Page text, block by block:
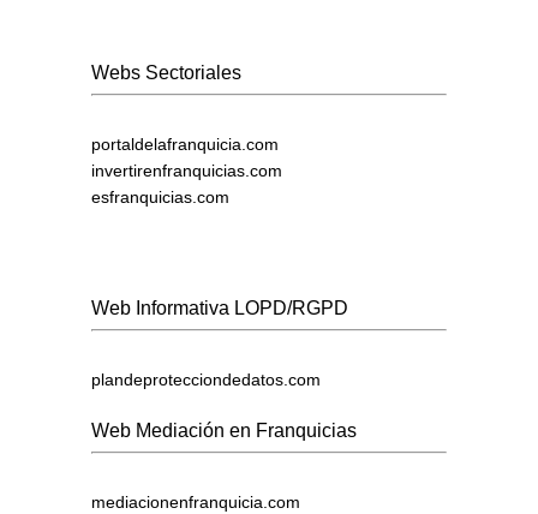
Webs Sectoriales
portaldelafranquicia.com
invertirenfranquicias.com
esfranquicias.com
Web Informativa LOPD/RGPD
plandeprotecciondedatos.com
Web Mediación en Franquicias
mediacionenfranquicia.com